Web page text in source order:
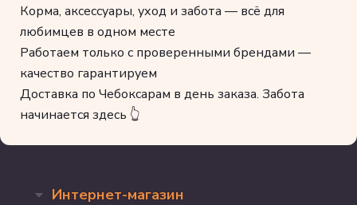
Корма, аксессуары, уход и забота — всё для
любимцев в одном месте
Работаем только с проверенными брендами —
качество гарантируем
Доставка по Чебоксарам в день заказа. Забота
начинается здесь 👆
Интернет-магазин